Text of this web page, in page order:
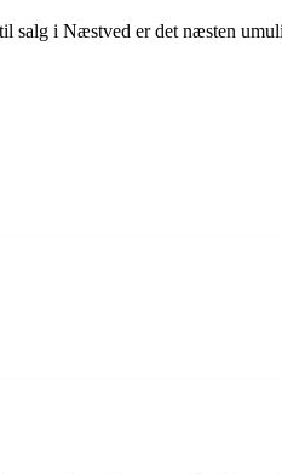
i Næstved er det næsten